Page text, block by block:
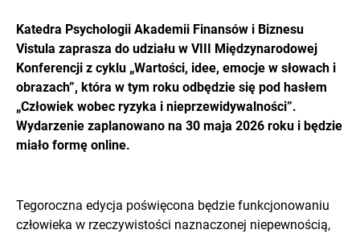
Katedra Psychologii Akademii Finansów i Biznesu
Vistula zaprasza do udziału w VIII Międzynarodowej
Konferencji z cyklu „Wartości, idee, emocje w słowach i
obrazach”, która w tym roku odbędzie się pod hasłem
„Człowiek wobec ryzyka i nieprzewidywalności”.
Wydarzenie zaplanowano na 30 maja 2026 roku i będzie
miało formę online.
Tegoroczna edycja poświęcona będzie funkcjonowaniu
człowieka w rzeczywistości naznaczonej niepewnością,